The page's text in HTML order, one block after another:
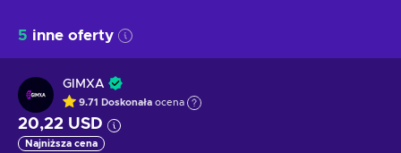
5 inne oferty
GIMXA
9.71 Doskonała ocena
20,22 USD
Najniższa cena